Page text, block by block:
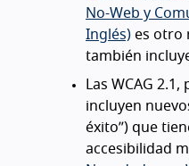
No-Web y
Inglés) es otro
también
Las WCAG
incluyen
éxito”) que
accesibilidad